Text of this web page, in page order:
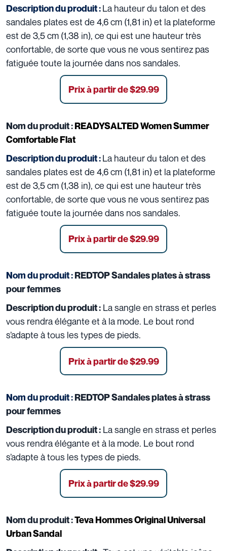
Description du produit :La hauteur du talon et des
sandales plates est de 4,6 cm (1,81 in) et la plateforme
est de 3,5 cm (1,38 in), ce qui est une hauteur très
confortable, de sorte que vous ne vous sentirez pas
fatiguée toute la journée dans nos sandales.
Prix à partir de $29.99
Nom du produit :READYSALTED Women Summer
Comfortable Flat
Description du produit :La hauteur du talon et des
sandales plates est de 4,6 cm (1,81 in) et la plateforme
est de 3,5 cm (1,38 in), ce qui est une hauteur très
confortable, de sorte que vous ne vous sentirez pas
fatiguée toute la journée dans nos sandales.
Prix à partir de $29.99
Nom du produit :REDTOP Sandales plates à strass
pour femmes
Description du produit : La sangle en strass et perles
vous rendra élégante et à la mode. Le bout rond
s’adapte à tous les types de pieds.
Prix à partir de $29.99
Nom du produit :REDTOP Sandales plates à strass
pour femmes
Description du produit : La sangle en strass et perles
vous rendra élégante et à la mode. Le bout rond
s’adapte à tous les types de pieds.
Prix à partir de $29.99
Nom du produit :Teva Hommes Original Universal
Urban Sandal